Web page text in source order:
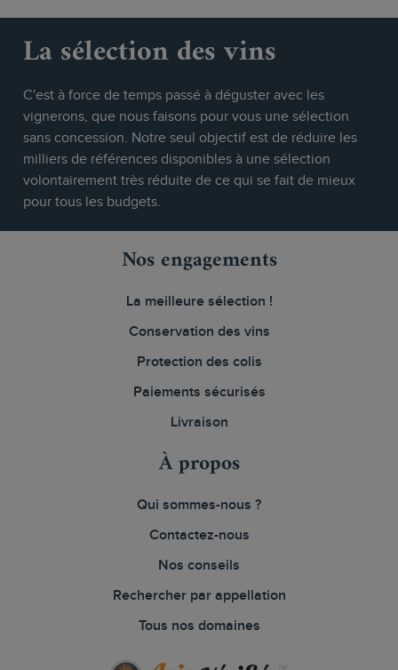
La sélection des vins
C'est à force de temps passé à déguster avec les
vignerons, que nous faisons pour vous une sélection
sans concession. Notre seul objectif est de réduire les
milliers de références disponibles à une sélection
volontairement très réduite de ce qui se fait de mieux
pour tous les budgets.
Nos engagements
La meilleure sélection !
Conservation des vins
Protection des colis
Paiements sécurisés
Livraison
À propos
Qui sommes-nous ?
Contactez-nous
Nos conseils
Rechercher par appellation
Tous nos domaines